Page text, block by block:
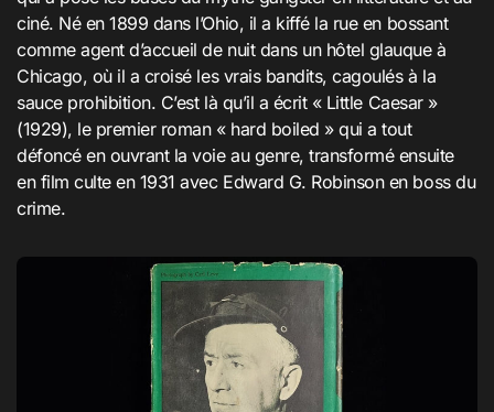
ciné. Né en 1899 dans l’Ohio, il a kiffé la rue en bossant
comme agent d’accueil de nuit dans un hôtel glauque à
Chicago, où il a croisé les vrais bandits, cagoulés à la
sauce prohibition. C’est là qu’il a écrit « Little Caesar »
(1929), le premier roman « hard boiled » qui a tout
défoncé en ouvrant la voie au genre, transformé ensuite
en film culte en 1931 avec Edward G. Robinson en boss du
crime.